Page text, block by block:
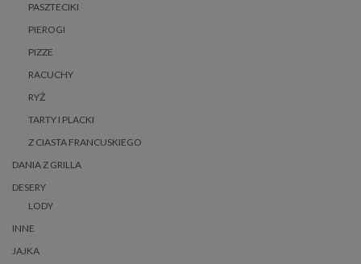
PASZTECIKI
PIEROGI
PIZZE
RACUCHY
RYŻ
TARTY I PLACKI
Z CIASTA FRANCUSKIEGO
DANIA Z GRILLA
DESERY
LODY
INNE
JAJKA